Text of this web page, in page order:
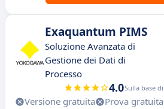
Exaquantum PIMS
Soluzione Avanzata di
Gestione dei Dati di
Processo
4.0Sulla base di
Versione gratuita Prova gratuita